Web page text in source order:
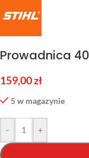
Prowadnica
159,00zł
5 w magazynie
- +